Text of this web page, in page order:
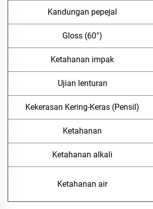
Kandungan pepejal
Gloss (60°)
Ketahanan impak
Ujian lenturan
Kekerasan Kering-Keras (Pensil)
Ketahanan
Ketahanan alkali
Ketahanan air